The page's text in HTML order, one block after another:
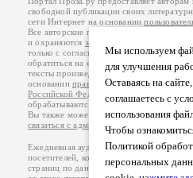
Мы используем
для улучшения
Оставаясь на
соглашаетесь с
использования
Чтобы
Политикой
персональных
свободной публикации своих
сети Интернет на основании
Все авторские права на произведения
и охраняются законом
. Перепечатка
только с согласия его автора, к
обратиться на его авторской странице.
тексты произведений авторы несут
основанииправил публикациии
Российской Федерации
обрабатываются на основанииПолитики
Вы также можете посмотреть более
связаться с администрацией
Ежедневная аудитория портала
посетителей, которые в общей сумме
страниц по данным счетчика